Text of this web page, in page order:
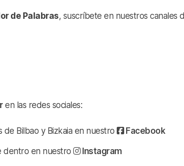
de Palabras, suscríbete en nuestros canales
en las redes sociales:
de Bilbao y Bizkaia en nuestro Facebook
dentro en nuestro Instagram